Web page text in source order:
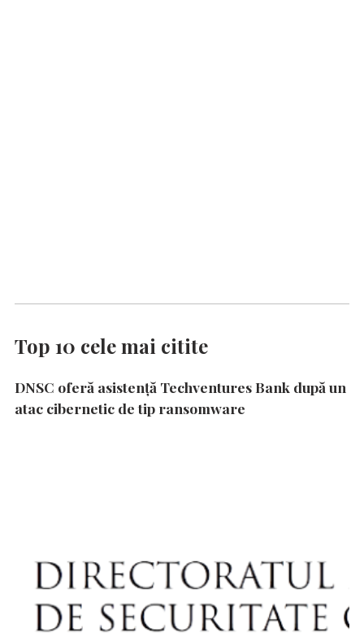
Top 10 cele mai citite
DNSC oferă asistență Techventures Bank după un
atac cibernetic de tip ransomware